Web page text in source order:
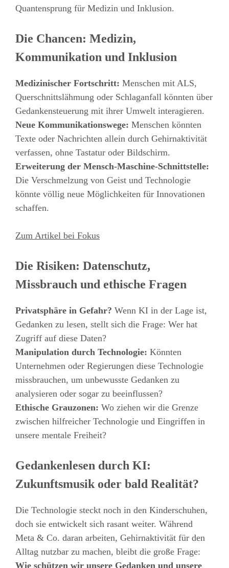
Quantensprung für Medizin und Inklusion.
Die Chancen: Medizin,
Kommunikation und Inklusion
Medizinischer Fortschritt: Menschen mit ALS,
Querschnittslähmung oder Schlaganfall könnten über
Gedankensteuerung mit ihrer Umwelt interagieren.
Neue Kommunikationswege: Menschen könnten
Texte oder Nachrichten allein durch Gehirnaktivität
verfassen, ohne Tastatur oder Bildschirm.
Erweiterung der Mensch-Maschine-Schnittstelle:
Die Verschmelzung von Geist und Technologie
könnte völlig neue Möglichkeiten für Innovationen
schaffen.
Zum Artikel bei Fokus
Die Risiken: Datenschutz,
Missbrauch und ethische Fragen
Privatsphäre in Gefahr? Wenn KI in der Lage ist,
Gedanken zu lesen, stellt sich die Frage: Wer hat
Zugriff auf diese Daten?
Manipulation durch Technologie: Könnten
Unternehmen oder Regierungen diese Technologie
missbrauchen, um unbewusste Gedanken zu
analysieren oder sogar zu beeinflussen?
Ethische Grauzonen: Wo ziehen wir die Grenze
zwischen hilfreicher Technologie und Eingriffen in
unsere mentale Freiheit?
Gedankenlesen durch KI:
Zukunftsmusik oder bald Realität?
Die Technologie steckt noch in den Kinderschuhen,
doch sie entwickelt sich rasant weiter. Während
Meta & Co. daran arbeiten, Gehirnaktivität für den
Alltag nutzbar zu machen, bleibt die große Frage:
Wie schützen wir unsere Gedanken und unsere